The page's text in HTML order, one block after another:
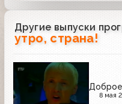
Другие выпуски
утро, страна!
Доброе
8 мая